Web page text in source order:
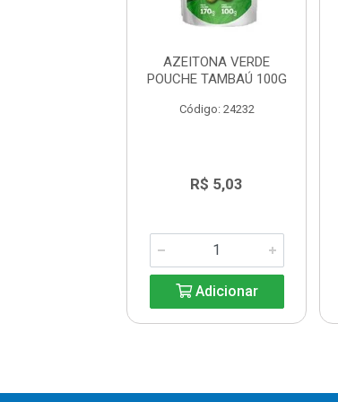
AZEITONA VERDE
POUCHE TAMBAÚ 100G
Código: 24232
R$ 5,03
Adicionar